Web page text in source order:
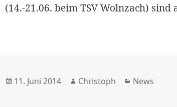
(14.-21.06. beim TSV Wolnzach)
Veröffentlicht
11. Juni 2014 Autor
Christoph Kategorien
News